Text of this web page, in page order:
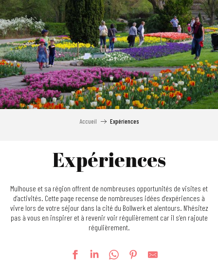
Aller
au
contenu
principal
Accueil Expériences
Expériences
Mulhouse et sa région offrent de nombreuses opportunités de visites et
d’activités. Cette page recense de nombreuses idées d’expériences à
vivre lors de votre séjour dans la cité du Bollwerk et alentours. N’hésitez
pas à vous en inspirer et à revenir voir régulièrement car il s’en rajoute
régulièrement.